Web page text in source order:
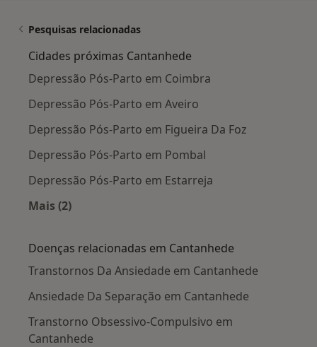
Pesquisas relacionadas
Cidades próximas Cantanhede
Depressão Pós-Parto em Coimbra
Depressão Pós-Parto em Aveiro
Depressão Pós-Parto em Figueira Da Foz
Depressão Pós-Parto em Pombal
Depressão Pós-Parto em Estarreja
Mais (2)
Doenças relacionadas em Cantanhede
Transtornos Da Ansiedade em Cantanhede
Ansiedade Da Separação em Cantanhede
Transtorno Obsessivo-Compulsivo em
Cantanhede